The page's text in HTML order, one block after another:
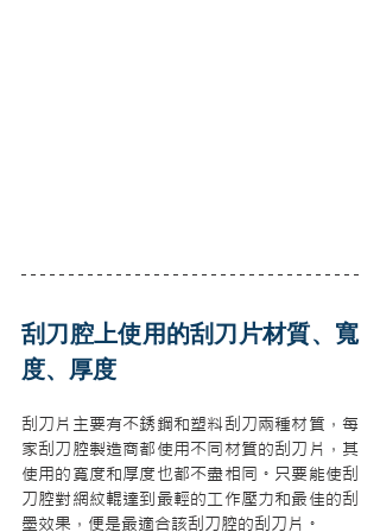
刮刀腔上使用的刮刀片材質、寬
度、厚度
刮刀片主要有不銹鋼和塑料刮刀兩種材質，每
家刮刀腔製造商都使用不同材質的刮刀片，其
使用的寬度和厚度也都不盡相同。只要能使刮
刀腔對網紋輥達到最輕的工作壓力和最佳的刮
墨效果，便是最適合該刮刀腔的刮刀片。